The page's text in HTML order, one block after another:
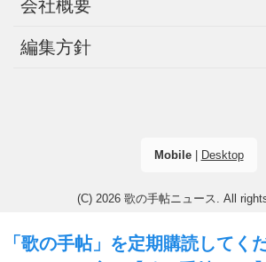
「歌の手帖」を定期購読してく
会社概要
編集方針
Mobile| Desktop
(C) 2026 歌の手帖ニュース. All